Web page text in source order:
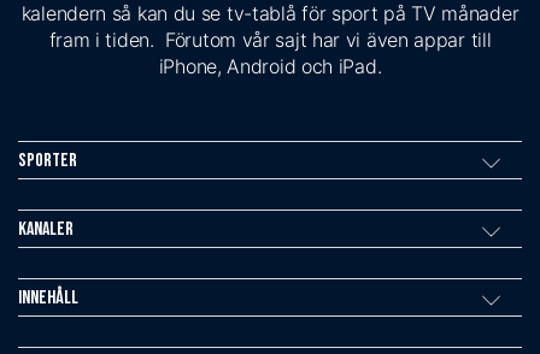
kalendern så kan du se tv-tablå för sport på TV månader
fram i tiden. Förutom vår sajt har vi även appar till
iPhone, Android och iPad.
Sporter
Kanaler
Innehåll